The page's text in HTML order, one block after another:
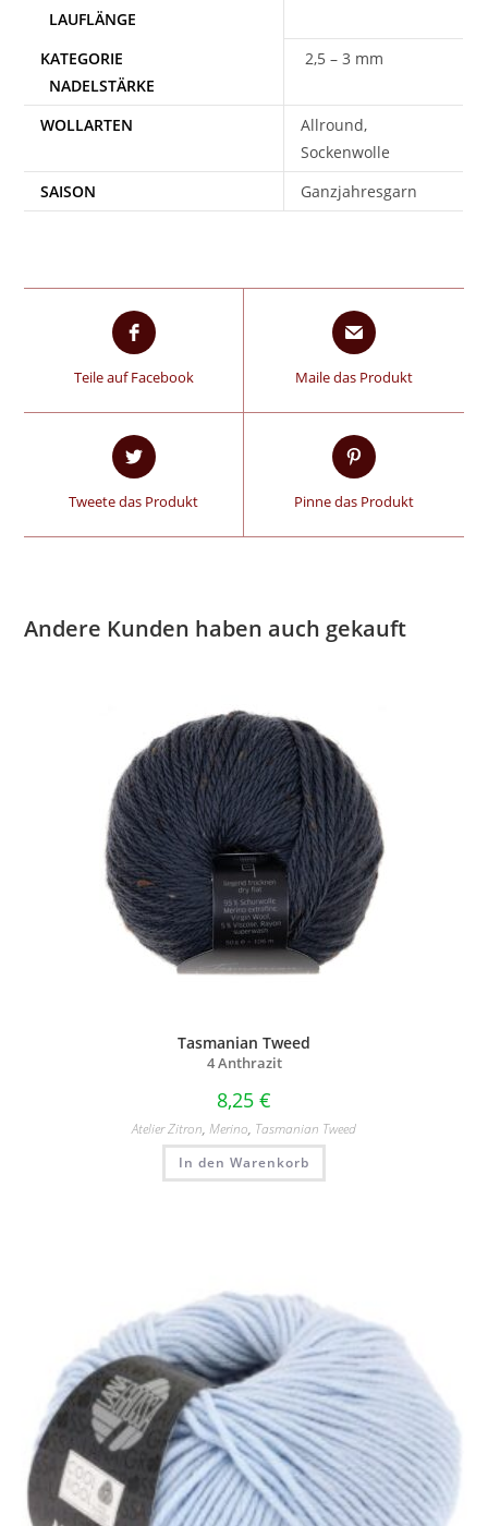
2,5 – 3 mm
WOLLARTEN
Allround,
Sockenwolle
SAISON
Ganzjahresgarn
Teile auf Facebook Maile das Produkt
Tweete das Produkt Pinne das Produkt
Andere Kunden haben auch gekauft
Tasmanian Tweed
4 Anthrazit
8,25 €
Atelier Zitron, Merino, Tasmanian Tweed
In den Warenkorb